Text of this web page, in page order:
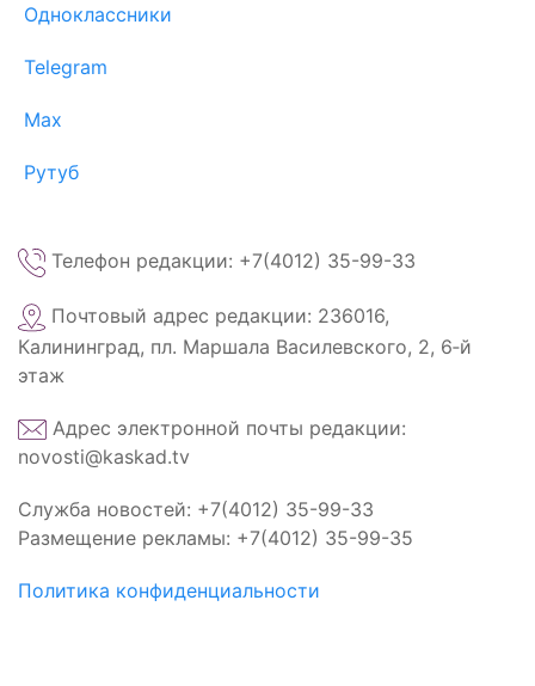
Одноклассники
Telegram
Max
Рутуб
Телефон редакции: +7(4012) 35-99-33
Почтовый адрес редакции: 236016,
Калининград, пл. Маршала Василевского, 2, 6‑й
этаж
Адрес электронной почты редакции:
novosti@kaskad.tv
Служба новостей: +7(4012) 35-99-33
Размещение рекламы: +7(4012) 35-99-35
Политика конфиденциальности